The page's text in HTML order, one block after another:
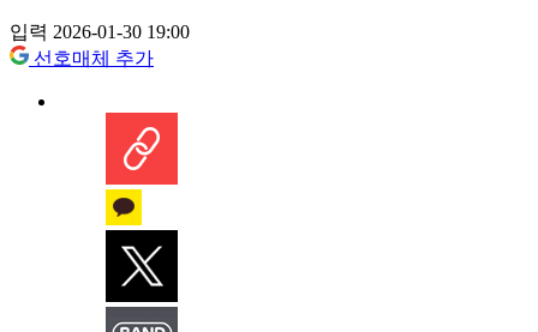
입력 2026-01-30 19:00
선호매체 추가